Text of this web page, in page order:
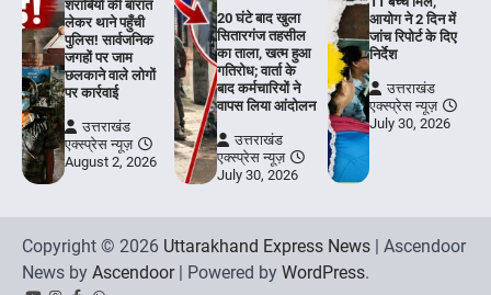
शराबियों की बारात
लेकर थाने पहुँची
पुलिस! सार्वजनिक
जगहों पर जाम
छलकाने वाले लोगों
पर कार्रवाई
उत्तराखंड
एक्स्प्रेस न्यूज़
August 2, 2026
20 घंटे बाद खुला
सितारगंज तहसील
का ताला, खत्म हुआ
गतिरोध; वार्ता के
बाद कर्मचारियों ने
वापस लिया आंदोलन
उत्तराखंड
एक्स्प्रेस न्यूज़
July 30, 2026
आयोग ने 2 दिन में
जांच रिपोर्ट के दिए
निर्देश
उत्तराखंड
एक्स्प्रेस न्यूज़
July 30, 2026
Copyright © 2026 Uttarakhand Express News | Ascendoor
News by Ascendoor| Powered by WordPress.